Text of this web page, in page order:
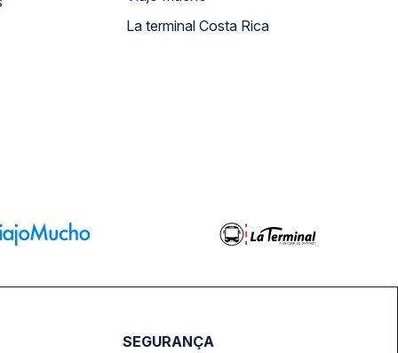
La terminal Costa Rica
SEGURANÇA